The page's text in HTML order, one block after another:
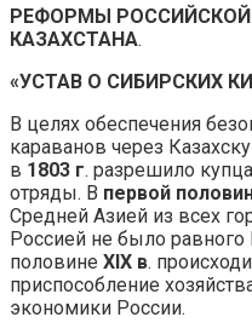
РЕФОРМЫ
КАЗАХСТАНА.
«УСТАВ О СИБИРСКИХ
В целях обеспечения
караванов через
в 1803 г. разрешило
отряды. В первой
Средней Азией из всех
Россией не было
половине XIX в.
приспособление
экономики России.